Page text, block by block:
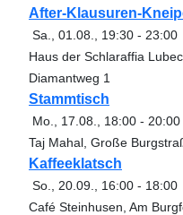
After-Klausuren-
Sa., 01.08. 19:30 - 23:00
Haus der Schlaraffia
Diamantweg 1
Stammtisch
Mo., 17.08. 18:00 - 20:00
Taj Mahal, Große
Kaffeeklatsch
So., 20.09. 16:00 - 18:00
Café Steinhusen, Am